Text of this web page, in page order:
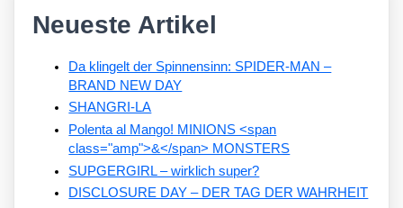
Neueste Artikel
Da klingelt der Spinnensinn: SPIDER-MAN –
BRAND NEW DAY
SHANGRI-LA
Polenta al Mango! MINIONS <span
class="amp">&</span> MONSTERS
SUPGERGIRL – wirklich super?
DISCLOSURE DAY – DER TAG DER WAHRHEIT